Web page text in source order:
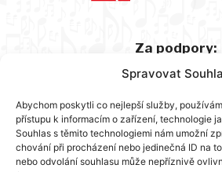
Spravovat
Abychom poskytli co nejlepší služby,
přístupu k informacím o zařízení, technologie
Souhlas s těmito technologiemi nám umožní
chování při procházení nebo jedinečná ID na
nebo odvolání souhlasu může nepříznivě
Za podpory: